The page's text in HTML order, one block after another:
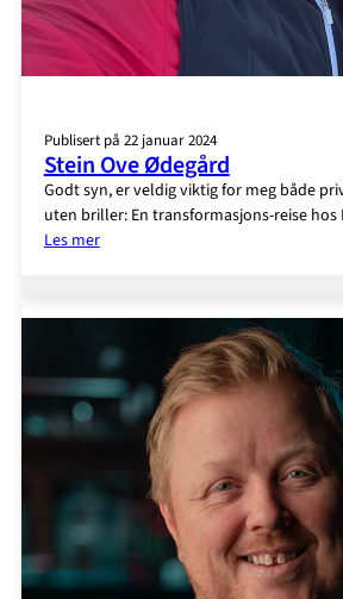
Publisert på 22 januar 2024
Stein Ove Ødegård
Godt syn, er veldig viktig for meg både
uten briller: En transformasjons-reise hos
Les mer:
Ødegård